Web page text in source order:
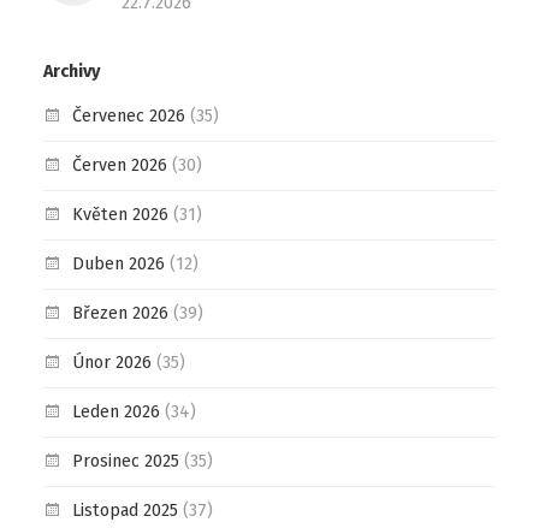
Archivy
Červenec 2026 (35)
Červen 2026 (30)
Květen 2026 (31)
Duben 2026 (12)
Březen 2026 (39)
Únor 2026 (35)
Leden 2026 (34)
Prosinec 2025 (35)
Listopad 2025 (37)